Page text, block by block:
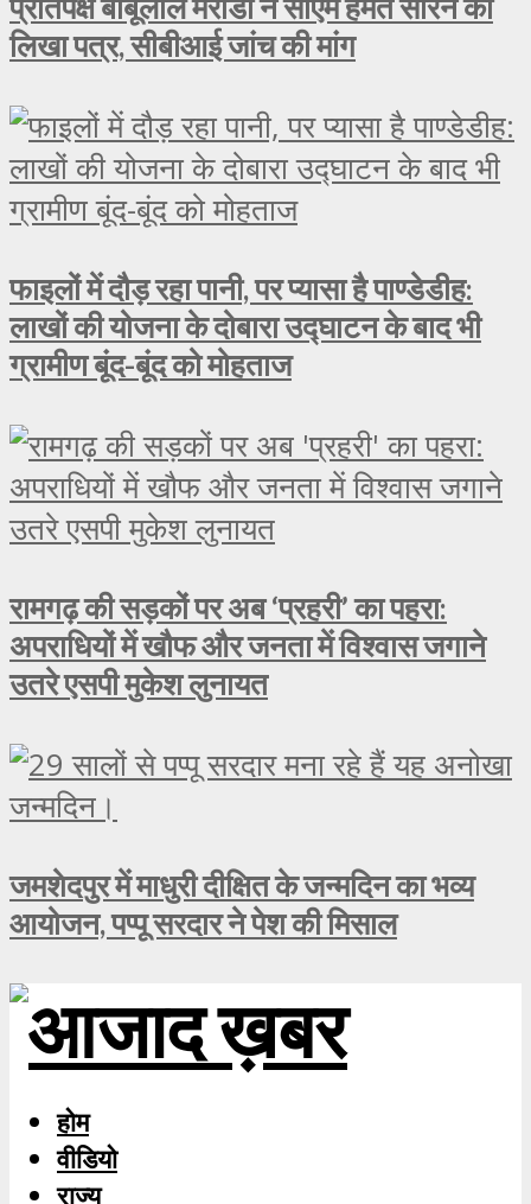
लिखा पत्र, सीबीआई जांच की मांग
फाइलों में दौड़ रहा पानी, पर प्यासा है पाण्डेडीह:
लाखों की योजना के दोबारा उद्घाटन के बाद भी
ग्रामीण बूंद-बूंद को मोहताज
रामगढ़ की सड़कों पर अब ‘प्रहरी’ का पहरा:
अपराधियों में खौफ और जनता में विश्वास जगाने
उतरे एसपी मुकेश लुनायत
जमशेदपुर में माधुरी दीक्षित के जन्मदिन का भव्य
आयोजन, पप्पू सरदार ने पेश की मिसाल
होम
वीडियो
राज्य